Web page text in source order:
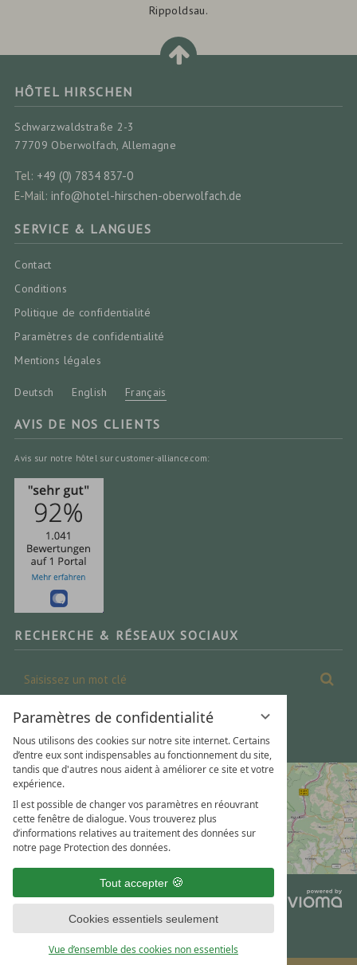
Paramètres de confidentialité
Nous utilisons des cookies sur notre site internet. Certains
d’entre eux sont indispensables au fonctionnement du site,
tandis que d'autres nous aident à améliorer ce site et votre
expérience.
Il est possible de changer vos paramètres en réouvrant
cette fenêtre de dialogue. Vous trouverez plus
d’informations relatives au traitement des données sur
notre page Protection des données.
Tout accepter
Cookies essentiels seulement
Vue d’ensemble des cookies non essentiels
Rippoldsau.
HÔTEL HIRSCHEN
Schwarzwaldstraße 2-3
77709 Oberwolfach, Allemagne
Tel: +49 (0) 7834 837-0
E-Mail: info@hotel-hirschen-oberwolfach.de
SERVICE & LANGUES
Contact
Conditions
Politique de confidentialité
Paramètres de confidentialité
Mentions légales
Deutsch English Français
AVIS DE NOS CLIENTS
Avis sur notre hôtel sur customer-alliance.com:
RECHERCHE & RÉSEAUX SOCIAUX
Saisissez
un
mot